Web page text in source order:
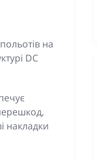
на
DC
накладки